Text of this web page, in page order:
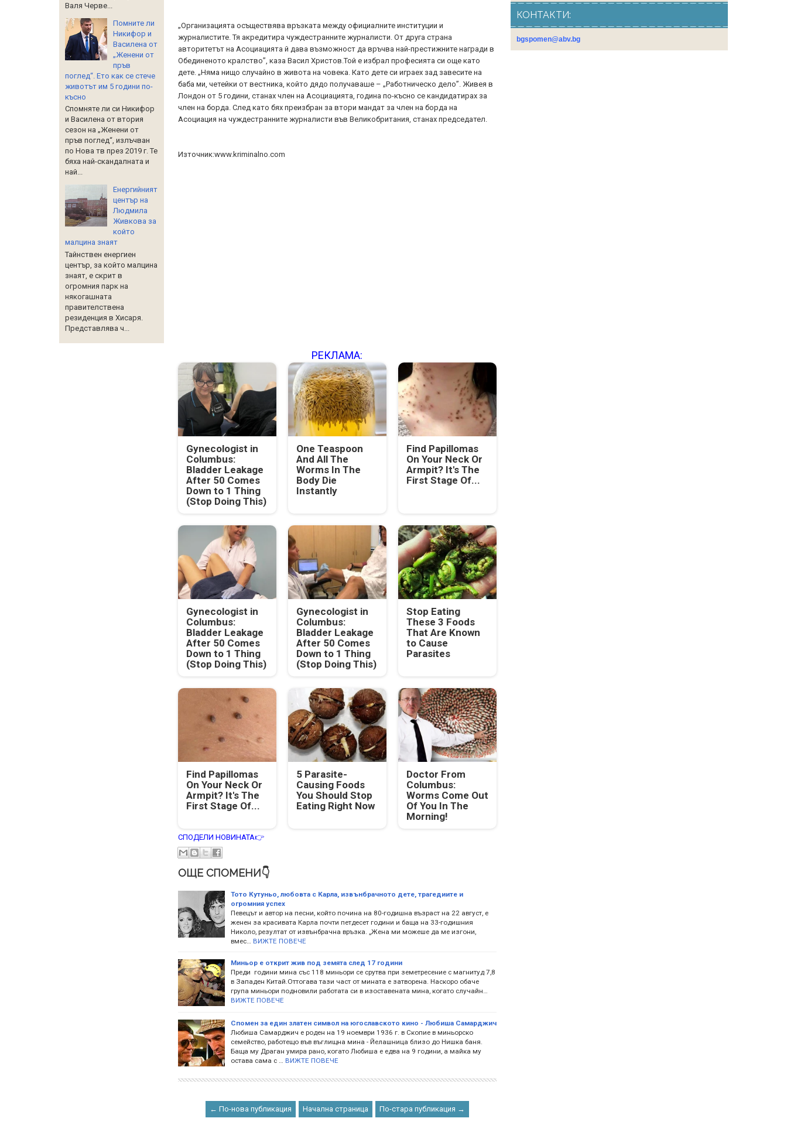
„Организацията осъществява връзката между официалните институции и
журналистите. Тя акредитира чуждестранните журналисти. От друга страна
авторитетът на Асоциацията й дава възможност да връчва най-престижните награди в
Обединеното кралство”, каза Васил Христов.Той е избрал професията си още като
дете. „Няма нищо случайно в живота на човека. Като дете си играех зад завесите на
баба ми, четейки от вестника, който дядо получаваше – „Работническо дело”. Живея в
Лондон от 5 години, станах член на Асоциацията, година по-късно се кандидатирах за
член на борда. След като бях преизбран за втори мандат за член на борда на
Асоциация на чуждестранните журналисти във Великобритания, станах председател.
Източник:www.kriminalno.com
РЕКЛАМА:
Gynecologist in
Columbus:
Bladder Leakage
After 50 Comes
Down to 1 Thing
(Stop Doing This)
One Teaspoon
And All The
Worms In The
Body Die
Instantly
Find Papillomas
On Your Neck Or
Armpit? It's The
First Stage Of...
Gynecologist in
Columbus:
Bladder Leakage
After 50 Comes
Down to 1 Thing
(Stop Doing This)
Gynecologist in
Columbus:
Bladder Leakage
After 50 Comes
Down to 1 Thing
(Stop Doing This)
Stop Eating
These 3 Foods
That Are Known
to Cause
Parasites
Find Papillomas
On Your Neck Or
Armpit? It's The
First Stage Of...
5 Parasite-
Causing Foods
You Should Stop
Eating Right Now
Doctor From
Columbus:
Worms Come Out
Of You In The
Morning!
СПОДЕЛИ НОВИНАТА👉
ОЩЕ СПОМЕНИ👇
Тото Кутуньо, любовта с Карла, извънбрачното дете, трагедиите и
огромния успех
Певецът и автор на песни, който почина на 80-годишна възраст на 22 август, е
женен за красивата Карла почти петдесет години и баща на 33-годишния
Николо, резултат от извънбрачна връзка. „Жена ми можеше да ме изгони,
вмес… ВИЖТЕ ПОВЕЧЕ
Миньор е открит жив под земята след 17 години
Преди години мина със 118 миньори се срутва при земетресение с магнитуд 7,8
в Западен Китай.Оттогава тази част от мината е затворена. Наскоро обаче
група миньори подновили работата си в изоставената мина, когато случайн…
ВИЖТЕ ПОВЕЧЕ
Спомен за един златен символ на югославското кино - Любиша Самарджич
Любиша Самарджич е роден на 19 ноември 1936 г. в Скопие в миньорско
семейство, работещо във въглищна мина - Йелашница близо до Нишка баня.
Баща му Драган умира рано, когато Любиша е едва на 9 години, а майка му
остава сама с … ВИЖТЕ ПОВЕЧЕ
← По-нова публикация Начална страница По-стара публикация →
Валя Черве...
Помните ли
Никифор и
Василена от
„Женени от
пръв
поглед“. Ето как се стече
животът им 5 години по-
късно
Спомняте ли си Никифор
и Василена от втория
сезон на „Женени от
пръв поглед“, излъчван
по Нова тв през 2019 г. Те
бяха най-скандалната и
най...
Енергийният
център на
Людмила
Живкова за
който
малцина знаят
Тайнствен енергиен
център, за който малцина
знаят, е скрит в
огромния парк на
някогашната
правителствена
резиденция в Хисаря.
Представлява ч...
КОНТАКТИ:
bgspomen@abv.bg